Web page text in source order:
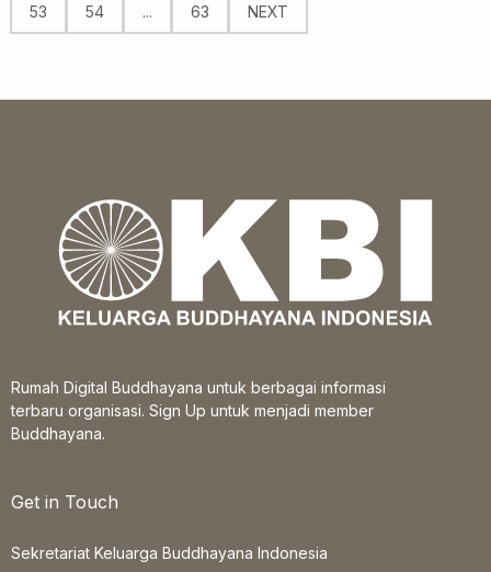
53 54 ... 63 NEXT
Rumah Digital Buddhayana untuk berbagai informasi
terbaru organisasi. Sign Up untuk menjadi member
Buddhayana.
Get in Touch
Sekretariat Keluarga Buddhayana Indonesia